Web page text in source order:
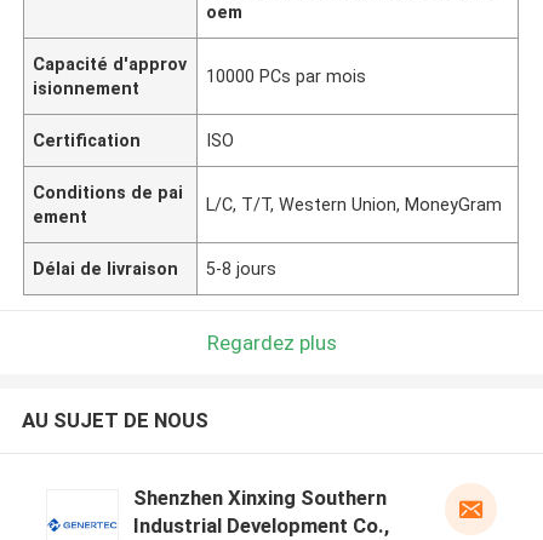
oem
Capacité d'approv
isionnement
10000 PCs par mois
Certification ISO
Conditions de pai
ement
L/C, T/T, Western Union, MoneyGram
Délai de livraison 5-8 jours
Regardez plus
AU SUJET DE NOUS
Shenzhen Xinxing Southern
Industrial Development Co.,